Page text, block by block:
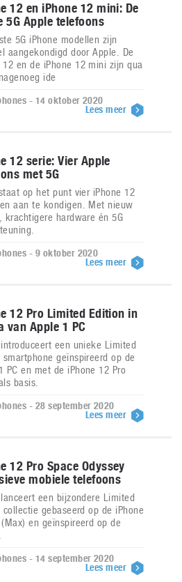
12 en iPhone 12 mini: De
5G Apple telefoons
5G iPhone modellen zijn
aangekondigd door Apple. De
12 en de iPhone 12 mini zijn qua
ide
- 14 oktober 2020
Lees meer
12 serie: Vier Apple
met 5G
op het punt vier iPhone 12
aan te kondigen. Met nieuw
krachtigere hardware én 5G
- 9 oktober 2020
Lees meer
12 Pro Limited Edition in
van Apple 1 PC
een unieke Limited
smartphone geïnspireerd op de
PC en met de iPhone 12 Pro
basis.
- 28 september 2020
Lees meer
12 Pro Space Odyssey
mobiele telefoons
een bijzondere Limited
collectie gebaseerd op de iPhone
(Max) en geïnspireerd op de
- 14 september 2020
Lees meer